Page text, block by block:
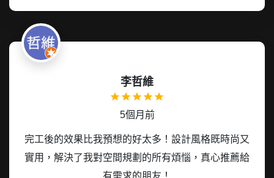
李哲維
5個月前
完工後的效果比我預想的好太多！設計風格既時尚又
實用，解決了我對空間規劃的所有煩惱，真心推薦給
有需求的朋友！